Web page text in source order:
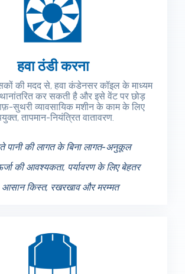
हवा ठंडी करना
की मदद से, हवा कंडेनसर कॉइल के माध्यम
कर सकती है और इसे वेंट पर छोड़
सुथरी व्यावसायिक मशीन के काम के लिए
तापमान-नियंत्रित वातावरण.
पानी की लागत के बिना लागत-अनुकूल
की आवश्यकता, पर्यावरण के लिए बेहतर
आसान किस्त, रखरखाव और मरम्मत